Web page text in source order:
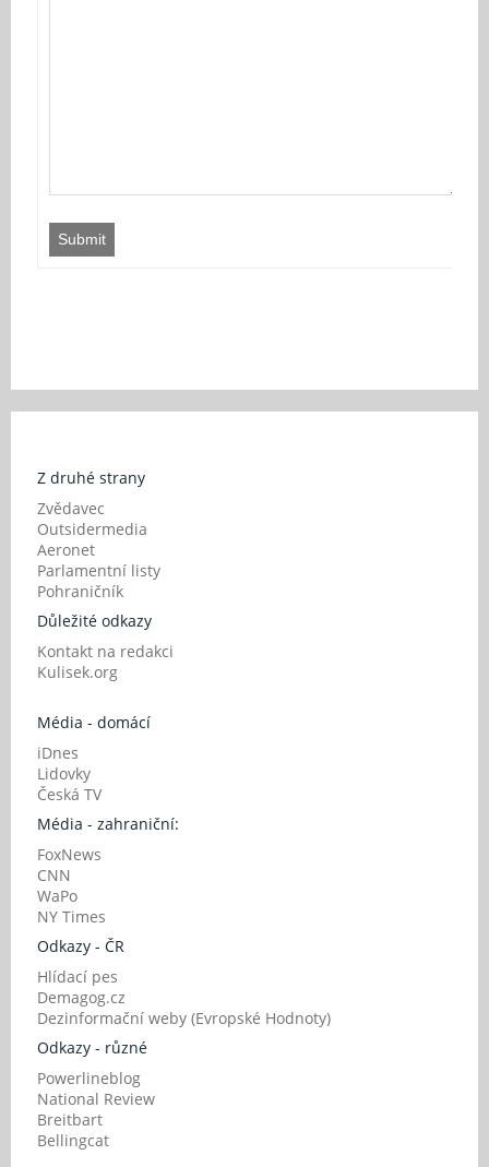
Submit
Z druhé strany
Zvědavec
Outsidermedia
Aeronet
Parlamentní listy
Pohraničník
Důležité odkazy
Kontakt na redakci
Kulisek.org
Média - domácí
iDnes
Lidovky
Česká TV
Média - zahraniční:
FoxNews
CNN
WaPo
NY Times
Odkazy - ČR
Hlídací pes
Demagog.cz
Dezinformační weby (Evropské Hodnoty)
Odkazy - různé
Powerlineblog
National Review
Breitbart
Bellingcat